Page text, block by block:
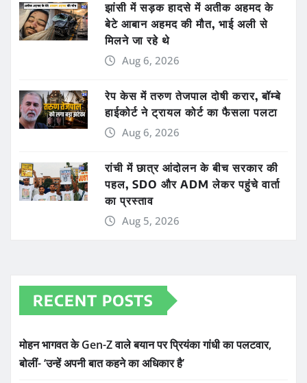
झांसी में सड़क हादसे में अतीक अहमद के
बेटे आबान अहमद की मौत, भाई अली से
मिलने जा रहे थे
Aug 6, 2026
रेप केस में तरुण तेजपाल दोषी करार, बॉम्बे
हाईकोर्ट ने ट्रायल कोर्ट का फैसला पलटा
Aug 6, 2026
रांची में छात्र आंदोलन के बीच सरकार की
पहल, SDO और ADM लेकर पहुंचे वार्ता
का प्रस्ताव
Aug 5, 2026
RECENT POSTS
मोहन भागवत के Gen-Z वाले बयान पर प्रियंका गांधी का पलटवार,
बोलीं- ‘उन्हें अपनी बात कहने का अधिकार है’